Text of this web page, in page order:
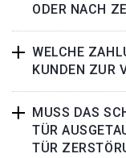
ODER NACH
WELCHE
KUNDEN ZUR
MUSS DAS
TÜR
TÜR